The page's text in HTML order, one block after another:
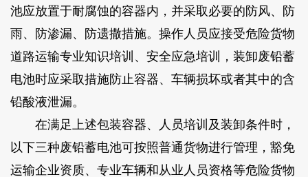
池应放置于耐腐蚀的容器内，并采取必要的防风、防
雨、防渗漏、防遗撒措施。操作人员应接受危险货物
道路运输专业知识培训、安全应急培训，装卸废铅蓄
电池时应采取措施防止容器、车辆损坏或者其中的含
铅酸液泄漏。
在满足上述包装容器、人员培训及装卸条件时，
以下三种废铅蓄电池可按照普通货物进行管理，豁免
运输企业资质、专业车辆和从业人员资格等危险货物